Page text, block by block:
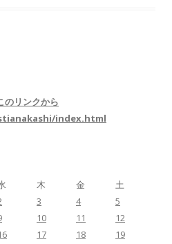
のリンクから
index.html
木 金
土
3 4
5
10 11
12
17 18
19